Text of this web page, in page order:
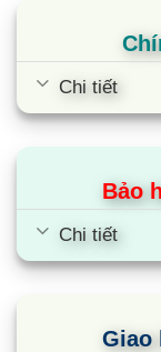
Điều hòa
gió lên xuống
căn
Bên cạnh
mang đến
cửa thổi gió
Chi tiết
Bảo
Chi tiết
Giao